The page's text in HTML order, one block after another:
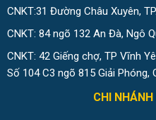
CNKT:31 Đường Châu Xuyên,
CNKT: 84 ngõ 132 An Đà, Ngô
CNKT: 42 Giếng chợ, TP Vĩnh
Số 104 C3 ngõ 815 Giải Phóng,
CHI